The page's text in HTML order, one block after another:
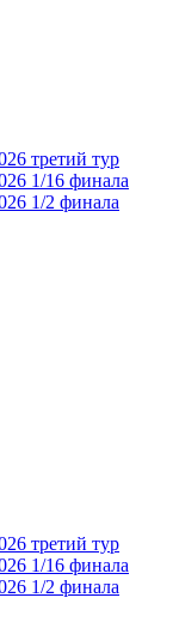
третий тур
1/16 финала
1/2 финала
третий тур
1/16 финала
1/2 финала